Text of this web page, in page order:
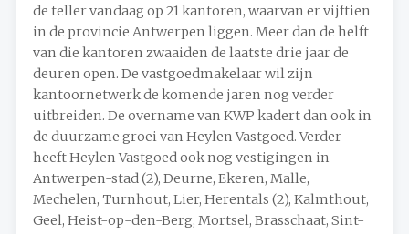
de teller vandaag op 21 kantoren, waarvan er vijftien
in de provincie Antwerpen liggen. Meer dan de helft
van die kantoren zwaaiden de laatste drie jaar de
deuren open. De vastgoedmakelaar wil zijn
kantoornetwerk de komende jaren nog verder
uitbreiden. De overname van KWP kadert dan ook in
de duurzame groei van Heylen Vastgoed. Verder
heeft Heylen Vastgoed ook nog vestigingen in
Antwerpen-stad (2), Deurne, Ekeren, Malle,
Mechelen, Turnhout, Lier, Herentals (2), Kalmthout,
Geel, Heist-op-den-Berg, Mortsel, Brasschaat, Sint-